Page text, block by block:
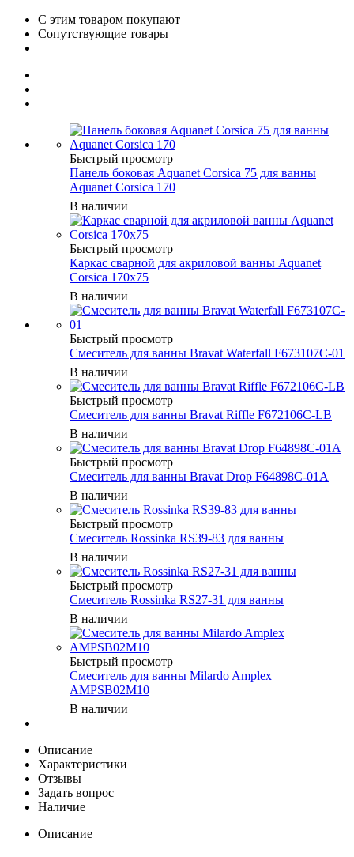
С этим товаром покупают
Сопутствующие товары
Быстрый просмотр
Панель боковая Aquanet Corsica 75 для ванны
Aquanet Corsica 170
В наличии
Быстрый просмотр
Каркас сварной для акриловой ванны Aquanet
Corsica 170x75
В наличии
Быстрый просмотр
Смеситель для ванны Bravat Waterfall F673107C-01
В наличии
Быстрый просмотр
Смеситель для ванны Bravat Riffle F672106C-LB
В наличии
Быстрый просмотр
Смеситель для ванны Bravat Drop F64898C-01A
В наличии
Быстрый просмотр
Смеситель Rossinka RS39-83 для ванны
В наличии
Быстрый просмотр
Смеситель Rossinka RS27-31 для ванны
В наличии
Быстрый просмотр
Смеситель для ванны Milardo Amplex
AMPSB02M10
В наличии
Описание
Характеристики
Отзывы
Задать вопрос
Наличие
Описание